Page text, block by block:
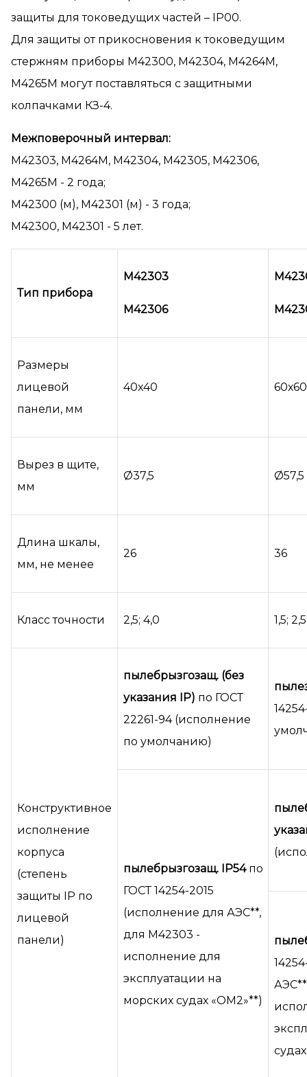
защиты для токоведущих частей – IP00.
Для защиты от прикосновения к токоведущим
стержням приборы М42300, М42304, М4264М,
М4265М могут поставляться с защитными
колпачками КЗ-4.
Межповерочный интервал:
М42303, М4264М, М42304, М42305, М42306,
М4265М - 2 года;
М42300 (м), М42301 (м) - 3 года;
М42300, М42301 - 5 лет.
Тип прибора
М42303
М42306
Размеры
лицевой
панели, мм
40х40 60х60
Вырез в щите,
мм
Ø37,5 Ø57,5
Длина шкалы,
мм, не менее
26 36
Класс точности 2,5; 4,0 1,5; 2,5
Конструктивное
исполнение
корпуса
(степень
защиты IP по
лицевой
панели)
пылебрызгозащ. (без
указания IP) по ГОСТ
22261-94 (исполнение
по умолчанию)
пылебрызгозащ. IP54 по
ГОСТ 14254-2015
(исполнение для АЭС**,
для М42303 -
исполнение для
эксплуатации на
морских судах «ОМ2»**)